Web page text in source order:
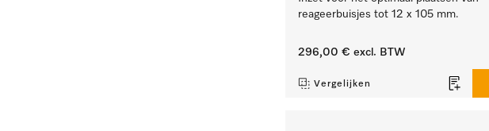
reageerbuisjes tot 12 x 105 mm.
296,00 € excl. BTW
Vergelijken